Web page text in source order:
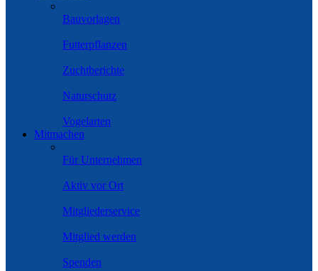
Bauvorlagen
Futterpflanzen
Zuchtberichte
Naturschutz
Vogelarten
Mitmachen
Für Unternehmen
Aktiv vor Ort
Mitgliederservice
Mitglied werden
Spenden